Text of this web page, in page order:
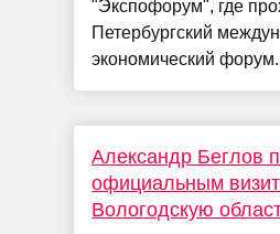
"Экспофорум", где
Петербургский
экономический
Александр Беглов
официальным
Вологодскую